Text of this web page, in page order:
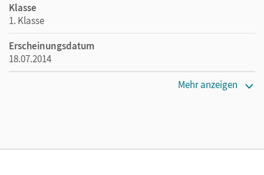
Klasse
1. Klasse
Erscheinungsdatum
18.07.2014
Mehr anzeigen